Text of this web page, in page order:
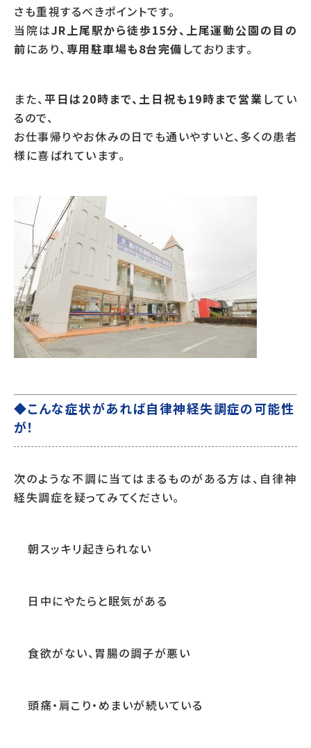
さも重視するべきポイントです。
当院はJR上尾駅から徒歩15分、上尾運動公園の目の
前にあり、専用駐車場も8台完備 しております。
また、平日は20時まで、土日祝も19時まで営業 してい
るので、
お仕事帰りやお休みの日でも通いやすいと、多くの患者
様に喜ばれています。
◆こんな症状があれば自律神経失調症の可能性
が！
次のような不調に当てはまるものがある方は、自律神
経失調症を疑ってみてください。
朝スッキリ起きられない
日中にやたらと眠気がある
食欲がない、胃腸の調子が悪い
頭痛・肩こり・めまいが続いている